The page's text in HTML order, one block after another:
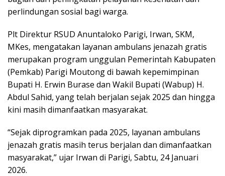
perlindungan sosial bagi warga.
Plt Direktur RSUD Anuntaloko Parigi, Irwan, SKM,
MKes, mengatakan layanan ambulans jenazah gratis
merupakan program unggulan Pemerintah Kabupaten
(Pemkab) Parigi Moutong di bawah kepemimpinan
Bupati H. Erwin Burase dan Wakil Bupati (Wabup) H.
Abdul Sahid, yang telah berjalan sejak 2025 dan hingga
kini masih dimanfaatkan masyarakat.
“Sejak diprogramkan pada 2025, layanan ambulans
jenazah gratis masih terus berjalan dan dimanfaatkan
masyarakat,” ujar Irwan di Parigi, Sabtu, 24 Januari
2026.